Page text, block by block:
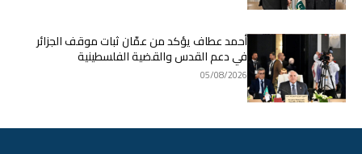
أحمد عطاف يؤكد من عمّان ثبات موقف الجزائر
في دعم القدس والقضية الفلسطينية
05/08/2026